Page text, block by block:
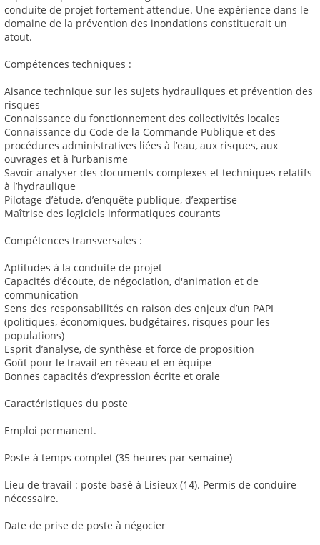
conduite de projet fortement attendue. Une expérience dans le
domaine de la prévention des inondations constituerait un
atout.
Compétences techniques :
Aisance technique sur les sujets hydrauliques et prévention des
risques
Connaissance du fonctionnement des collectivités locales
Connaissance du Code de la Commande Publique et des
procédures administratives liées à l’eau, aux risques, aux
ouvrages et à l’urbanisme
Savoir analyser des documents complexes et techniques relatifs
à l’hydraulique
Pilotage d’étude, d’enquête publique, d’expertise
Maîtrise des logiciels informatiques courants
Compétences transversales :
Aptitudes à la conduite de projet
Capacités d’écoute, de négociation, d'animation et de
communication
Sens des responsabilités en raison des enjeux d’un PAPI
(politiques, économiques, budgétaires, risques pour les
populations)
Esprit d’analyse, de synthèse et force de proposition
Goût pour le travail en réseau et en équipe
Bonnes capacités d’expression écrite et orale
Caractéristiques du poste
Emploi permanent.
Poste à temps complet (35 heures par semaine)
Lieu de travail : poste basé à Lisieux (14). Permis de conduire
nécessaire.
Date de prise de poste à négocier